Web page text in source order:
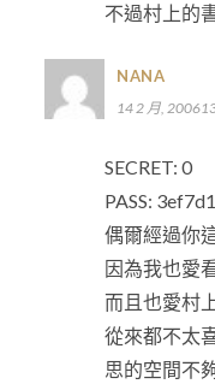
不過村上的
NANA
14 2 月,
SECRET: 0
PASS:
偶爾經過你
因為我也愛
而且也愛村
從來都不太
思的空間不